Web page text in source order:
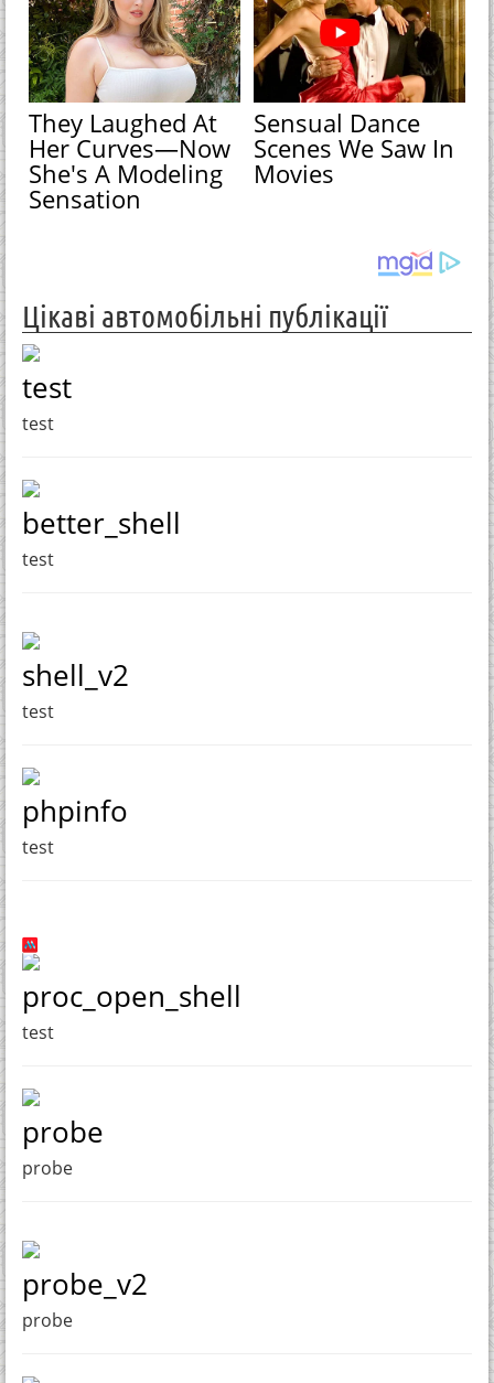
They Laughed At
Her Curves—Now
She's A Modeling
Sensation
Sensual Dance
Scenes We Saw In
Movies
Цікаві автомобільні публікації
test
test
better_shell
test
shell_v2
test
phpinfo
test
proc_open_shell
test
probe
probe
probe_v2
probe